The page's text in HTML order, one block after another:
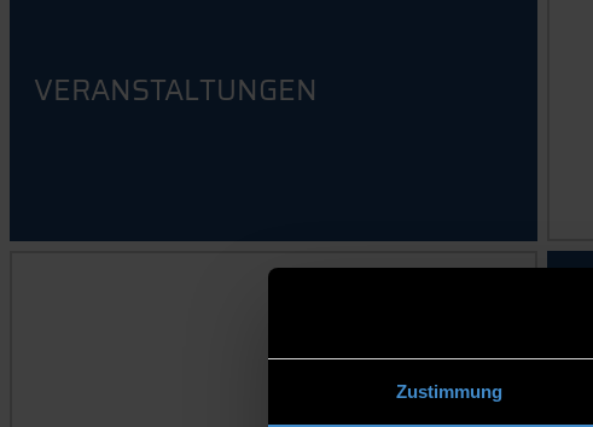
Zustimmung
VERANSTALTUNGEN
AUSSCHREIBUNGEN UND PREISE